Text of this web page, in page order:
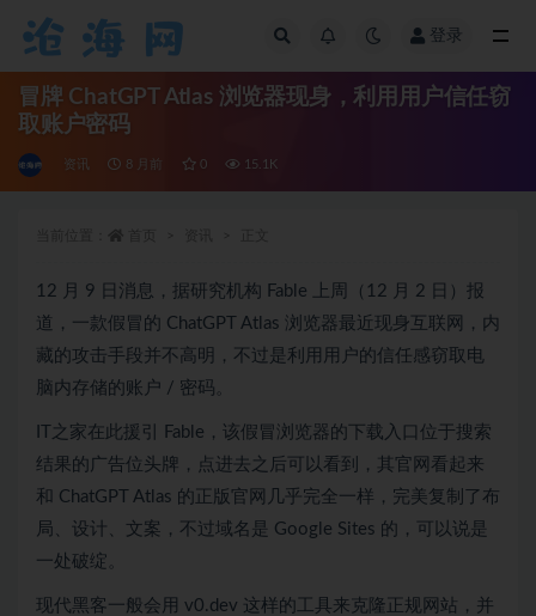
登录
冒牌 ChatGPT Atlas 浏览器现身，利用用户信任窃
取账户密码
资讯 8 月前 0 15.1K
12 月 9 日消息，据研究机构 Fable 上周（12 月 2 日）报
道，一款假冒的 ChatGPT Atlas 浏览器最近现身互联网，内
藏的攻击手段并不高明，不过是利用用户的信任感窃取电
脑内存储的账户 / 密码。
IT之家在此援引 Fable，该假冒浏览器的下载入口位于搜索
结果的广告位头牌，点进去之后可以看到，其官网看起来
和 ChatGPT Atlas 的正版官网几乎完全一样，完美复制了布
局、设计、文案，不过域名是 Google Sites 的，可以说是
一处破绽。
现代黑客一般会用 v0.dev 这样的工具来克隆正规网站，并